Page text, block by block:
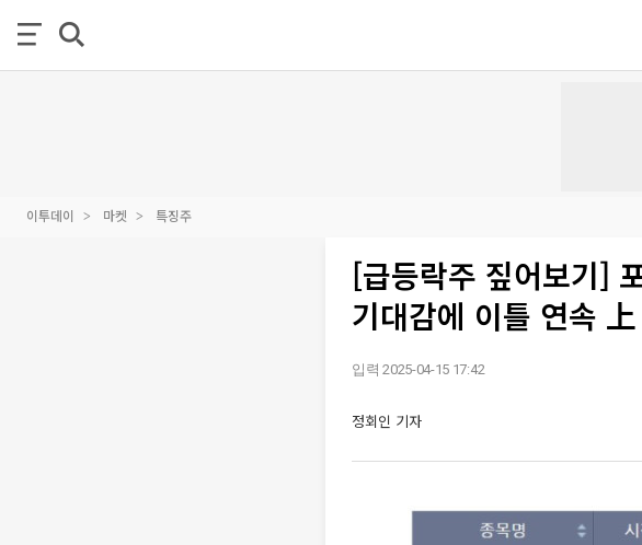
이투데이 마켓 특징주
[급등락주 짚어보기]
기대감에 이틀 연속 上
입력 2025-04-15 17:42
정회인 기자